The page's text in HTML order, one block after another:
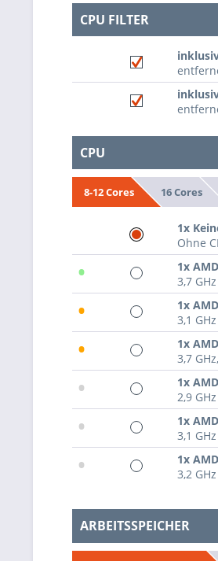
CPU FILTER
CPU
8-12 Cores 16 Cores
1x
Ohne
•
1x
3,7
•
1x
3,1
•
1x
3,7
•
1x
2,9
•
1x
3,1
•
1x
3,2
ARBEITSSPEICHER